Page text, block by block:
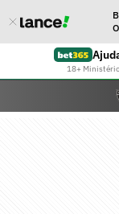
18+